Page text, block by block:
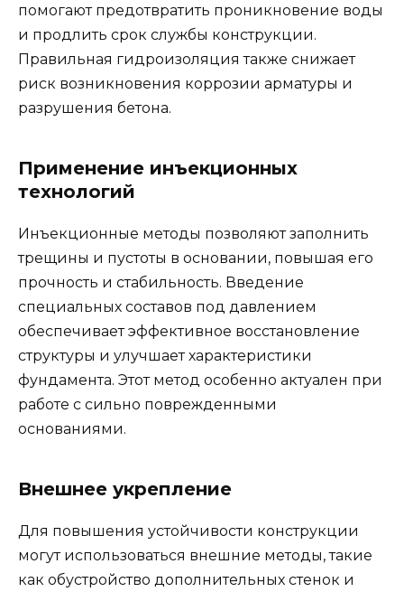
помогают предотвратить проникновение воды
и продлить срок службы конструкции.
Правильная гидроизоляция также снижает
риск возникновения коррозии арматуры и
разрушения бетона.
Применение инъекционных
технологий
Инъекционные методы позволяют заполнить
трещины и пустоты в основании, повышая его
прочность и стабильность. Введение
специальных составов под давлением
обеспечивает эффективное восстановление
структуры и улучшает характеристики
фундамента. Этот метод особенно актуален при
работе с сильно поврежденными
основаниями.
Внешнее укрепление
Для повышения устойчивости конструкции
могут использоваться внешние методы, такие
как обустройство дополнительных стенок и